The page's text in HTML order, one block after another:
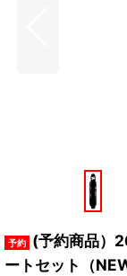
(予約商品）
ートセット（